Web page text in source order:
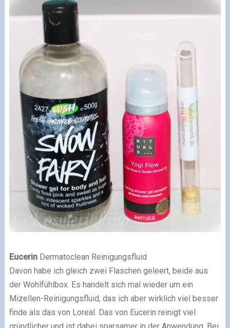
EucerinDermatoclean Reinigungsfluid
Davon habe ich gleich zwei Flaschen geleert, beide aus
der Wohlfühlbox. Es handelt sich mal wieder um ein
Mizellen-Reinigungsfluid, das ich aber wirklich viel besser
finde als das von Loreal. Das von Eucerin reinigt viel